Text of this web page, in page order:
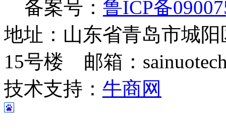
备案号： 鲁ICP备
地址：山东省青岛市城
15号楼 邮箱：
技术支持： 牛商网